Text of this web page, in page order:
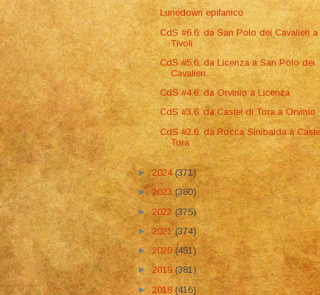
Lunedown epifanico
CdS #6.6: da San Polo dei Cavalieri a
Tivoli
CdS #5.6: da Licenza a San Polo dei
Cavalieri
CdS #4.6: da Orvinio a Licenza
CdS #3.6: da Castel di Tora a Orvinio
CdS #2.6: da Rocca Sinibalda a
Tora
►2024(371)
►2023(380)
►2022(375)
►2021(374)
►2020(451)
►2019(381)
►2018(416)